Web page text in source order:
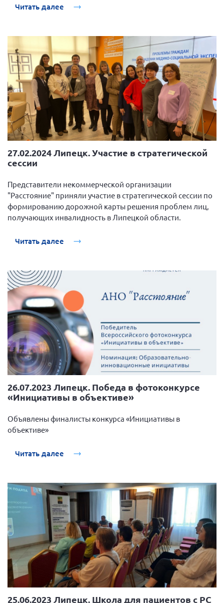
Читать далее
27.02.2024 Липецк. Участие в стратегической
сессии
Представители некоммерческой организации
"Расстояние" приняли участие в стратегической сессии по
формированию дорожной карты решения проблем лиц,
получающих инвалидность в Липецкой области.
Читать далее
26.07.2023 Липецк. Победа в фотоконкурсе
«Инициативы в объективе»
Объявлены финалисты конкурса «Инициативы в
объективе»
Читать далее
25.06.2023 Липецк. Школа для пациентов с РС